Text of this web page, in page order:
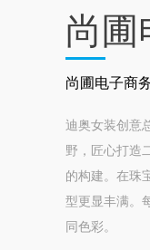
尚
尚圃电子商
迪奥女装创意
野，匠心打造
的构建。在珠
型更显丰满。
同色彩。